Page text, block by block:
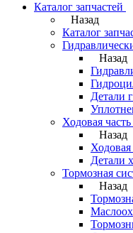
Каталог запчастей
Назад
Каталог
Назад
Детали
Ходовая часть
Назад
Ходовая
Детали
Тормозная
Назад